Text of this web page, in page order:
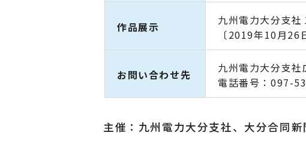
作品展示
九州電力大分支社
〔2019年10月
お問い合わせ先
九州電力大分支社
電話番号：097-
主催：九州電力大分支社、大分合